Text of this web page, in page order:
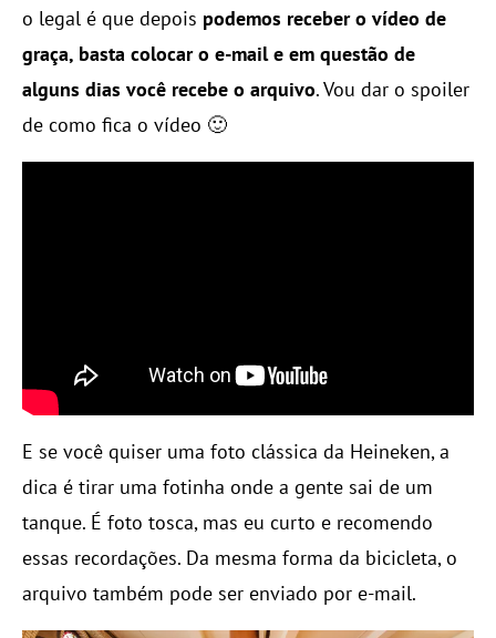
o legal é que depois podemos receber o vídeo de
graça, basta colocar o e-mail e em questão de
alguns dias você recebe o arquivo. Vou dar o spoiler
de como fica o vídeo 🙂
E se você quiser uma foto clássica da Heineken, a
dica é tirar uma fotinha onde a gente sai de um
tanque. É foto tosca, mas eu curto e recomendo
essas recordações. Da mesma forma da bicicleta, o
arquivo também pode ser enviado por e-mail.